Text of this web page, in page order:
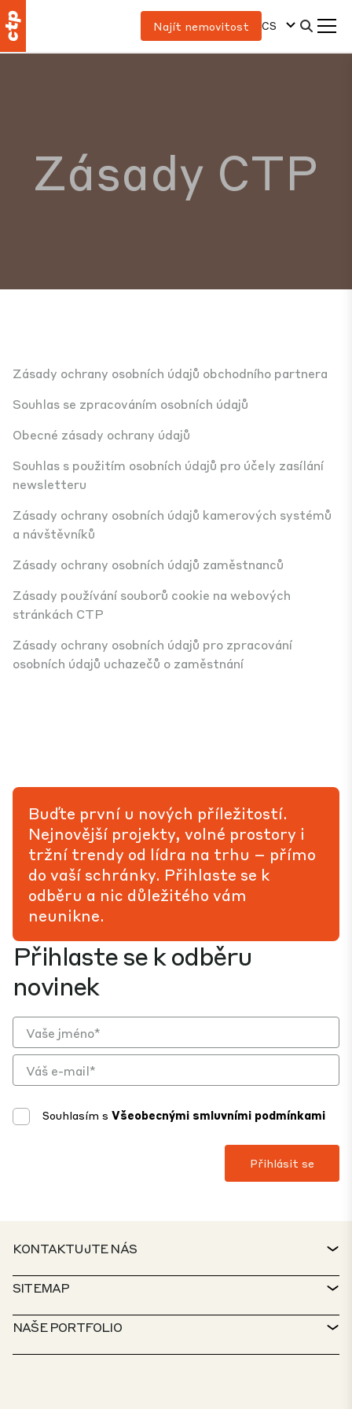
Najít nemovitost CS
Zásady CTP
Zásady ochrany osobních údajů obchodního partnera
Souhlas se zpracováním osobních údajů
Obecné zásady ochrany údajů
Souhlas s použitím osobních údajů pro účely zasílání
newsletteru
Zásady ochrany osobních údajů kamerových systémů
a návštěvníků
Zásady ochrany osobních údajů zaměstnanců
Zásady používání souborů cookie na webových
stránkách CTP
Zásady ochrany osobních údajů pro zpracování
osobních údajů uchazečů o zaměstnání
Přihlaste se k odběru
novinek
Souhlasím s Všeobecnými smluvními podmínkami
Buďte první u nových příležitostí.
Nejnovější projekty, volné prostory i
tržní trendy od lídra na trhu – přímo
do vaší schránky. Přihlaste se k
odběru a nic důležitého vám
neunikne.
KONTAKTUJTE NÁS
KONTAKT
TECHNICKÁ PODPORA
SITEMAP
VYHLEDÁVAČ NEMOVITOSTÍ
UDRŽITELNOST
NAŠE PORTFOLIO